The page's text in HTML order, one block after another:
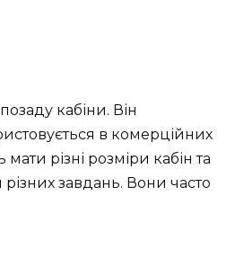
кабіни. Він
в комерційних
різні розміри кабін та
завдань. Вони часто